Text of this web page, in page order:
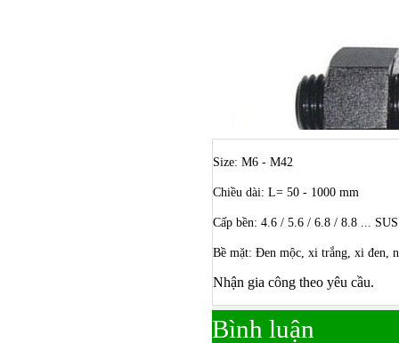
Bulong
Size: M6 - M42
Chiều dài: L= 50 - 1000 mm
Cấp bền: 4.6 / 5.6 / 6.8 / 8.8 ...
Bề mặt: Đen mộc, xi trắng, xi đen,
Nhận gia công theo yêu cầu.
Bình luận